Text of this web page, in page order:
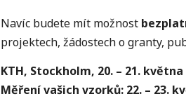
Navíc budete mít možnost
projektech, žádostech o granty,
KTH, Stockholm, 20. – 21. května
Měření vašich vzorků: 22. – 23.